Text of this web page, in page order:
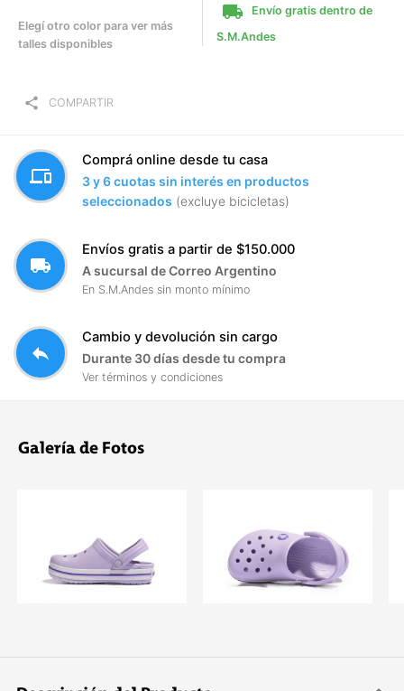
Elegí otro color para ver más
talles disponibles
local_shipping
Envío gratis dentro de
S.M.Andes
share COMPARTIR
devices
Comprá online desde tu casa
3 y 6 cuotas sin interés en productos
seleccionados (excluye bicicletas)
local_shipping
Envíos gratis a partir de $150.000
A sucursal de Correo Argentino
En S.M.Andes sin monto mínimo
reply
Cambio y devolución sin cargo
Durante 30 días desde tu compra
Ver términos y condiciones
Galería de Fotos